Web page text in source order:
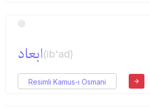
ابعاد(ib'ad)
Resimli Kamus-ı Osmani